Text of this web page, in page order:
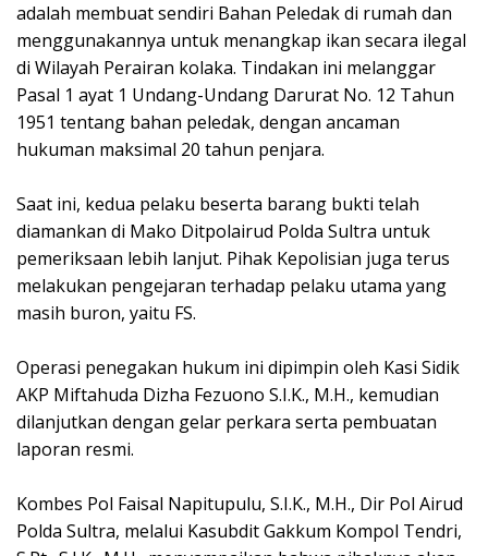
adalah membuat sendiri Bahan Peledak di rumah dan
menggunakannya untuk menangkap ikan secara ilegal
di Wilayah Perairan kolaka. Tindakan ini melanggar
Pasal 1 ayat 1 Undang-Undang Darurat No. 12 Tahun
1951 tentang bahan peledak, dengan ancaman
hukuman maksimal 20 tahun penjara.
Saat ini, kedua pelaku beserta barang bukti telah
diamankan di Mako Ditpolairud Polda Sultra untuk
pemeriksaan lebih lanjut. Pihak Kepolisian juga terus
melakukan pengejaran terhadap pelaku utama yang
masih buron, yaitu FS.
Operasi penegakan hukum ini dipimpin oleh Kasi Sidik
AKP Miftahuda Dizha Fezuono S.I.K., M.H., kemudian
dilanjutkan dengan gelar perkara serta pembuatan
laporan resmi.
Kombes Pol Faisal Napitupulu, S.I.K., M.H., Dir Pol Airud
Polda Sultra, melalui Kasubdit Gakkum Kompol Tendri,